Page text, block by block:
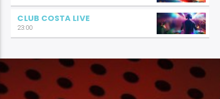
CLUB COSTA LIVE
23:00